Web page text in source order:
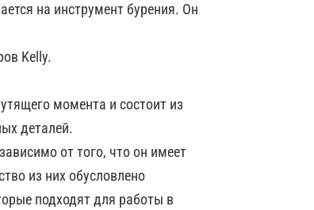
на инструмент бурения. Он
Kelly.
момента и состоит из
деталей.
от того, что он имеет
из них обусловлено
подходят для работы в